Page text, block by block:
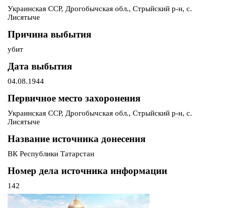
Украинская ССР, Дрогобычская обл., Стрыйский р-н, с.
Лисятыче
Причина выбытия
убит
Дата выбытия
04.08.1944
Первичное место захоронения
Украинская ССР, Дрогобычская обл., Стрыйский р-н, с.
Лисятыче
Название источника донесения
ВК Республики Татарстан
Номер дела источника информации
142